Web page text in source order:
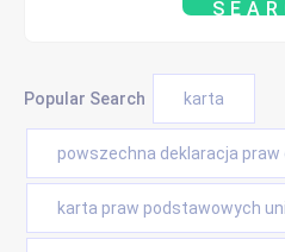
Popular Search karta
powszechna deklaracja praw
karta praw podstawowych